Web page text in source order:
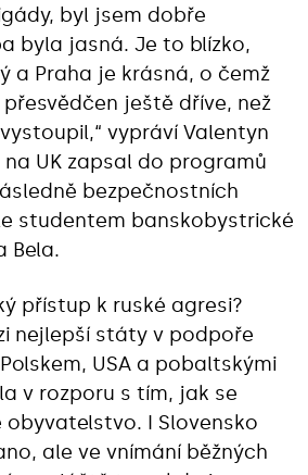
byl jsem dobře
byla jasná. Je to blízko,
a Praha je krásná, o čemž
ještě dříve, než
vypráví Valentyn
UK zapsal do programů
bezpečnostních
studentem banskobystrické
Bela.
přístup k ruské agresi?
nejlepší státy v podpoře
USA a pobaltskými
v rozporu s tím, jak se
obyvatelstvo. I Slovensko
ale ve vnímání běžných